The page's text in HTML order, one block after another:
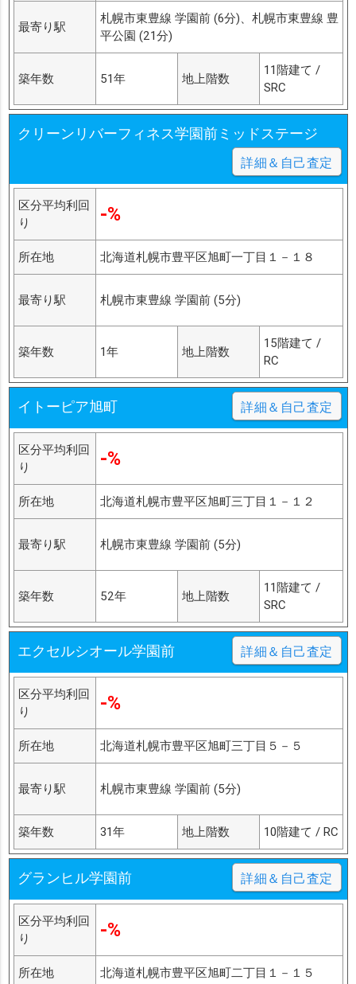
最寄り駅
札幌市東豊線 学園前 (6分)、札幌市東豊線 豊
平公園 (21分)
築年数 51年 地上階数
11階建て /
SRC
クリーンリバーフィネス学園前ミッドステージ
詳細＆自己査定
区分平均利回
り
-%
所在地 北海道札幌市豊平区旭町一丁目１－１８
最寄り駅 札幌市東豊線 学園前 (5分)
築年数 1年 地上階数
15階建て /
RC
イトーピア旭町 詳細＆自己査定
区分平均利回
り
-%
所在地 北海道札幌市豊平区旭町三丁目１－１２
最寄り駅 札幌市東豊線 学園前 (5分)
築年数 52年 地上階数
11階建て /
SRC
エクセルシオール学園前 詳細＆自己査定
区分平均利回
り
-%
所在地 北海道札幌市豊平区旭町三丁目５－５
最寄り駅 札幌市東豊線 学園前 (5分)
築年数 31年 地上階数 10階建て / RC
グランヒル学園前 詳細＆自己査定
区分平均利回
り
-%
所在地 北海道札幌市豊平区旭町二丁目１－１５